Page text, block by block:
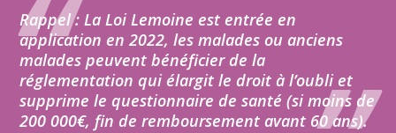
Rappel : La Loi Lemoine est entrée en
application en 2022, les malades ou anciens
malades peuvent bénéficier de la
réglementation qui élargit le droit à l’oubli et
supprime le questionnaire de santé (si moins de
200 000€, fin de remboursement avant 60 ans).